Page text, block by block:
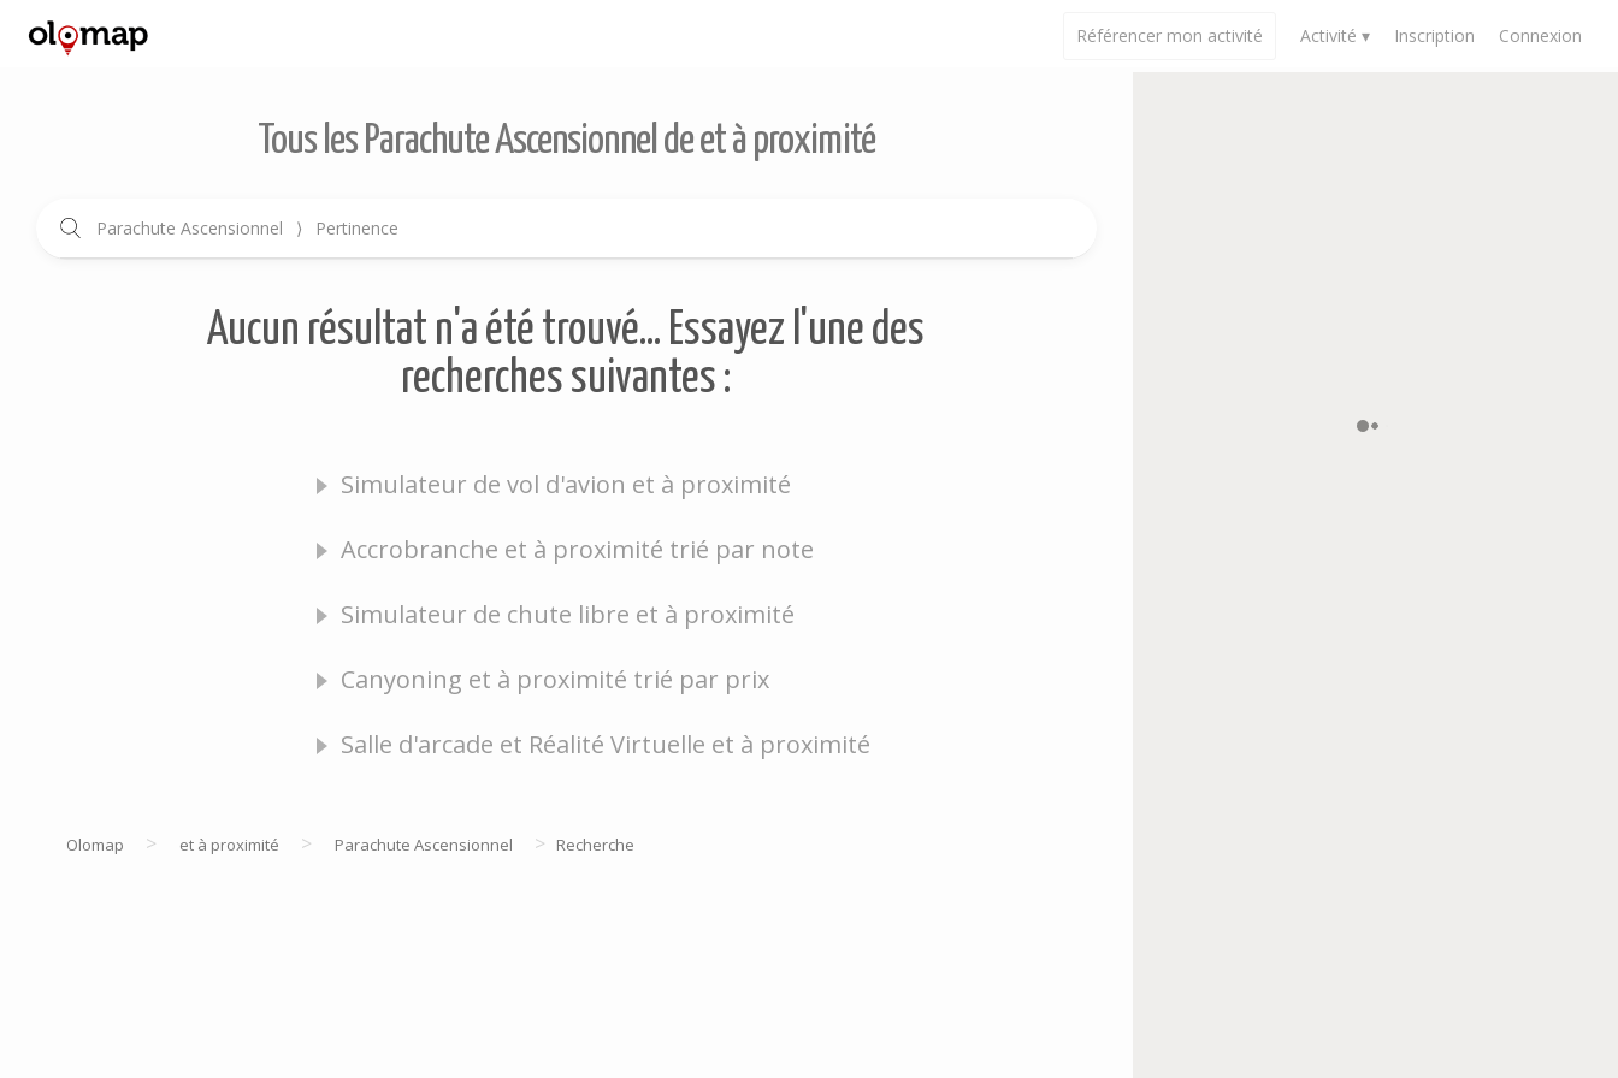
Référencer mon activité Activité ▾ Inscription Connexion
Tous les Parachute Ascensionnel de et à proximité
Parachute Ascensionnel ⟩ Pertinence
Aucun résultat n'a été trouvé... Essayez l'une des
recherches suivantes :
Simulateur de vol d'avion et à proximité
Accrobranche et à proximité trié par note
Simulateur de chute libre et à proximité
Canyoning et à proximité trié par prix
Salle d'arcade et Réalité Virtuelle et à proximité
Olomap > et à proximité > Parachute Ascensionnel > Recherche